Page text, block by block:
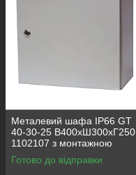
Металевий шафа IP66 GT
40-30-25 В400хШ300хГ250
1102107 з монтажною
панеллю (розподільчий, 1
замок)
Готово до відправки